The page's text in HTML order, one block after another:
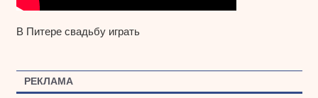
В Питере свадьбу играть
РЕКЛАМА